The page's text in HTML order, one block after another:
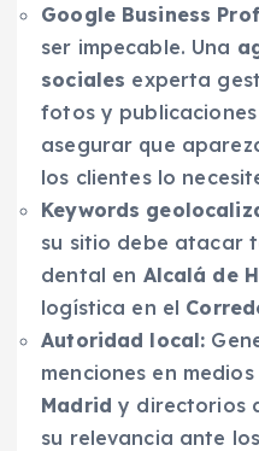
Google Business
ser impecable. Una
sociales experta
fotos y publicaciones
asegurar que
los clientes lo
Keywords
su sitio debe atacar
dental en Alcalá de
logística en el
Autoridad local:
menciones en
Madrid y directorios
su relevancia ante